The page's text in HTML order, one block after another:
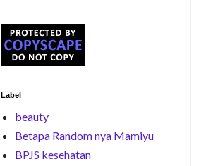
Label
beauty
Betapa Random nya Mamiyu
BPJS kesehatan